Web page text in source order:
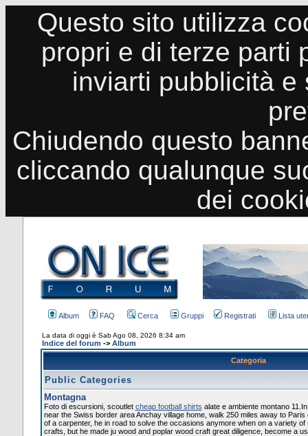
Questo sito utilizza
propri e di terze parti
inviarti pubblicità
Chiudendo questo
cliccando qualunque
dei
Album FAQ Cerca Gruppi Registrati Lista
La data di oggi è Sab Ago 08, 2026 8:34 am
Indice del forum -> Album
Categoria
Public Categories
Montagna
Foto di escursioni, scoutlet cheap football shirts alate e ambiente montano
near the Swiss border area Anchay village home, walk 250 miles away to
of a carpenter, he in road to solve the occasions anymore when on a variety
crafts, but he made ju wood and poplar wood craft great diligence, become a